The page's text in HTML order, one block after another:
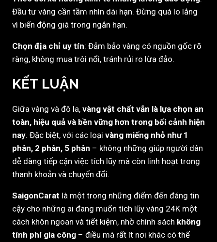
Đầu tư vàng cần tầm nhìn dài hạn. Đừng quá lo lắng
vì biến động giá trong ngắn hạn.
Chọn địa chỉ uy tín: Đảm bảo vàng có nguồn gốc rõ
ràng, không mua trôi nổi, tránh rủi ro lừa đảo.
KẾT LUẬN
Giữa vàng và đô la, vàng vật chất vẫn là lựa chọn an
toàn, hiệu quả và bền vững hơn trong bối cảnh hiện
nay. Đặc biệt, với các loại vàng miếng nhỏ như 1
phân, 2 phân, 5 phân – không những giúp người dân
dễ dàng tiếp cận việc tích lũy mà còn linh hoạt trong
thanh khoản và chuyển đổi.
SaigonCarat là một trong những điểm đến đáng tin
cậy cho những ai đang muốn tích lũy vàng 24K một
cách khôn ngoan và tiết kiệm, nhờ chính sách không
tính phí gia công – điều mà rất ít nơi khác có thể